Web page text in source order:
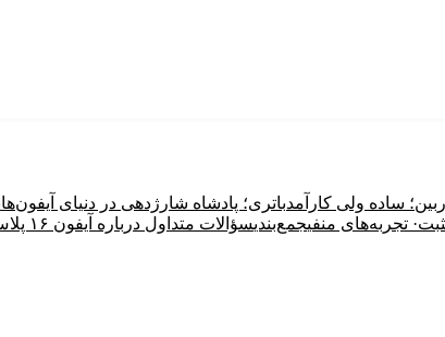
ساده ولی کارآمدباتری؛ پادشاه شارژدهی در دنیای آیفون‌ها
· تجربه‌های منفیجمع‌بندیسؤالات متداول درباره آیفون ۱۶ پلاس